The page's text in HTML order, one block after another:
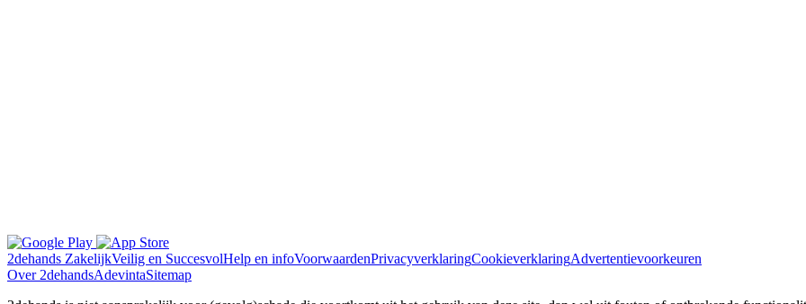
2dehands ZakelijkVeilig en SuccesvolHelp en infoVoorwaardenPrivacyverklaringCookieverklaringAdvertentievoorkeuren
Over 2dehandsAdevintaSitemap